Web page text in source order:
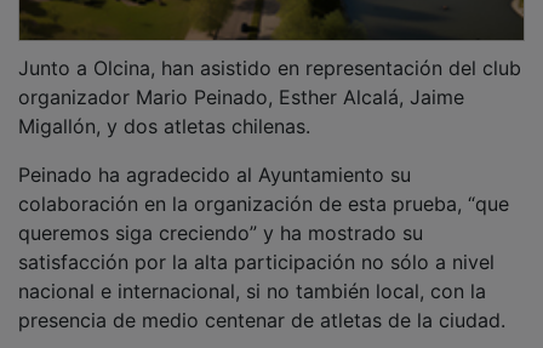
organizador Mario Peinado, Esther Alcalá, Jaime
Migallón, y dos atletas chilenas.
colaboración en la organización de esta prueba, “que
queremos siga creciendo” y ha mostrado su
satisfacción por la alta participación no sólo a nivel
nacional e internacional, si no también local, con la
presencia de medio centenar de atletas de la ciudad.